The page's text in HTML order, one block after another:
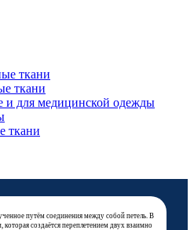
ткани
ткани
и для медицинской одежды
ткани
путём соединения между собой петель. В
которая создаётся переплетением двух взаимно